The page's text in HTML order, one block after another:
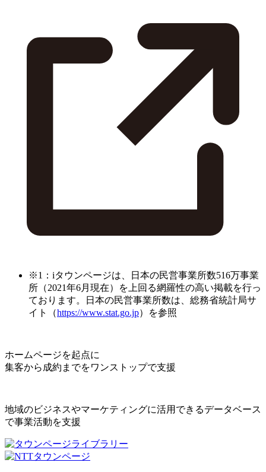
※1：iタウンページは、日本の民営事業所数516万事業
所（2021年6月現在）を上回る網羅性の高い掲載を行っ
ております。日本の民営事業所数は、総務省統計局サ
イト（https://www.stat.go.jp）を参照
ホームページを起点に
集客から成約までをワンストップで支援
地域のビジネスやマーケティングに活用できるデータベース
で事業活動を支援